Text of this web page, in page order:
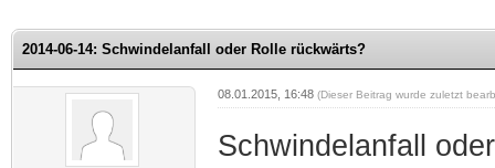
2014-06-14: Schwindelanfall oder Rolle rückwärts?
08.01.2015, 16:48 (Dieser Beitrag wurde zuletzt
Schwindelanfall